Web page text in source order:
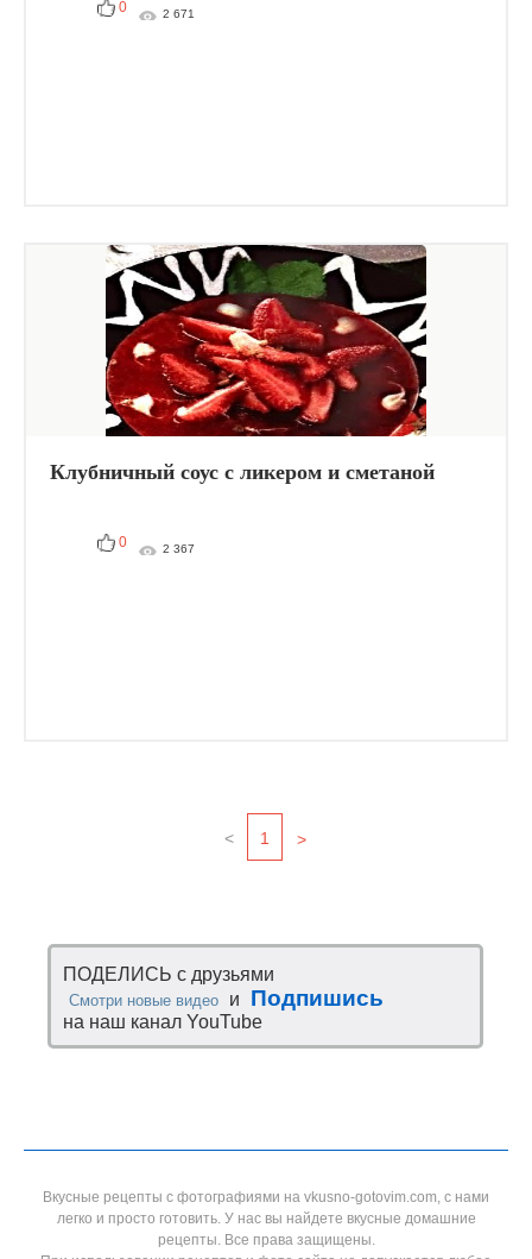
0 2 671
Клубничный соус с ликером и сметаной
0 2 367
< 1 >
ПОДЕЛИСЬ с друзьями
Смотри новые видео и Подпишись
на наш канал YouTube
Вкусные рецепты с фотографиями на vkusno-gotovim.com, с нами
легко и просто готовить. У нас вы найдете вкусные домашние
рецепты. Все права защищены.